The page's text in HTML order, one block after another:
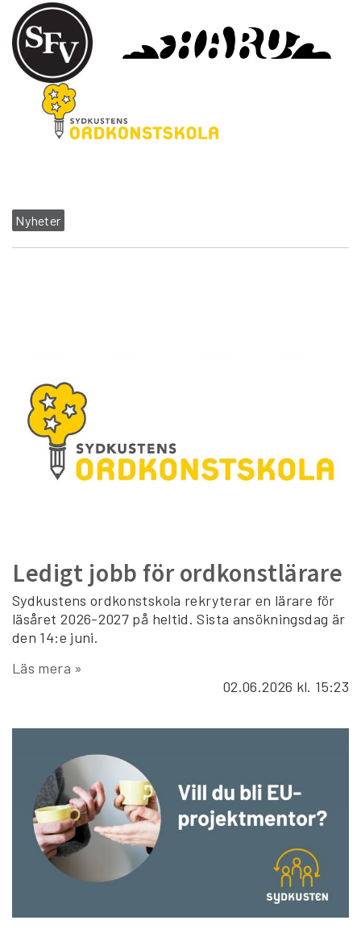
Nyheter
Ledigt jobb för ordkonstlärare
Sydkustens ordkonstskola rekryterar en lärare för
läsåret 2026-2027 på heltid. Sista ansökningsdag är
den 14:e juni.
Läs mera »
02.06.2026 kl. 15:23